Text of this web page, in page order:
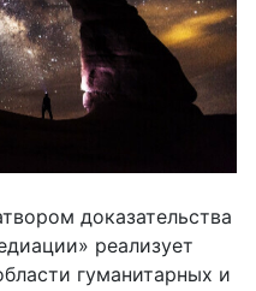
доказательства
реализует
гуманитарных и